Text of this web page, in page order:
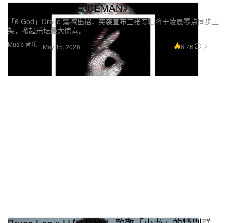
Music 音乐
Drake 全新专辑《ICEMAN》正式上线
「6 God」Drake 震撼出招，突袭宣布三张专辑将于凌晨零点同步上
架，掀起乐坛最大惊喜。
May 15, 2026 6.7K 2